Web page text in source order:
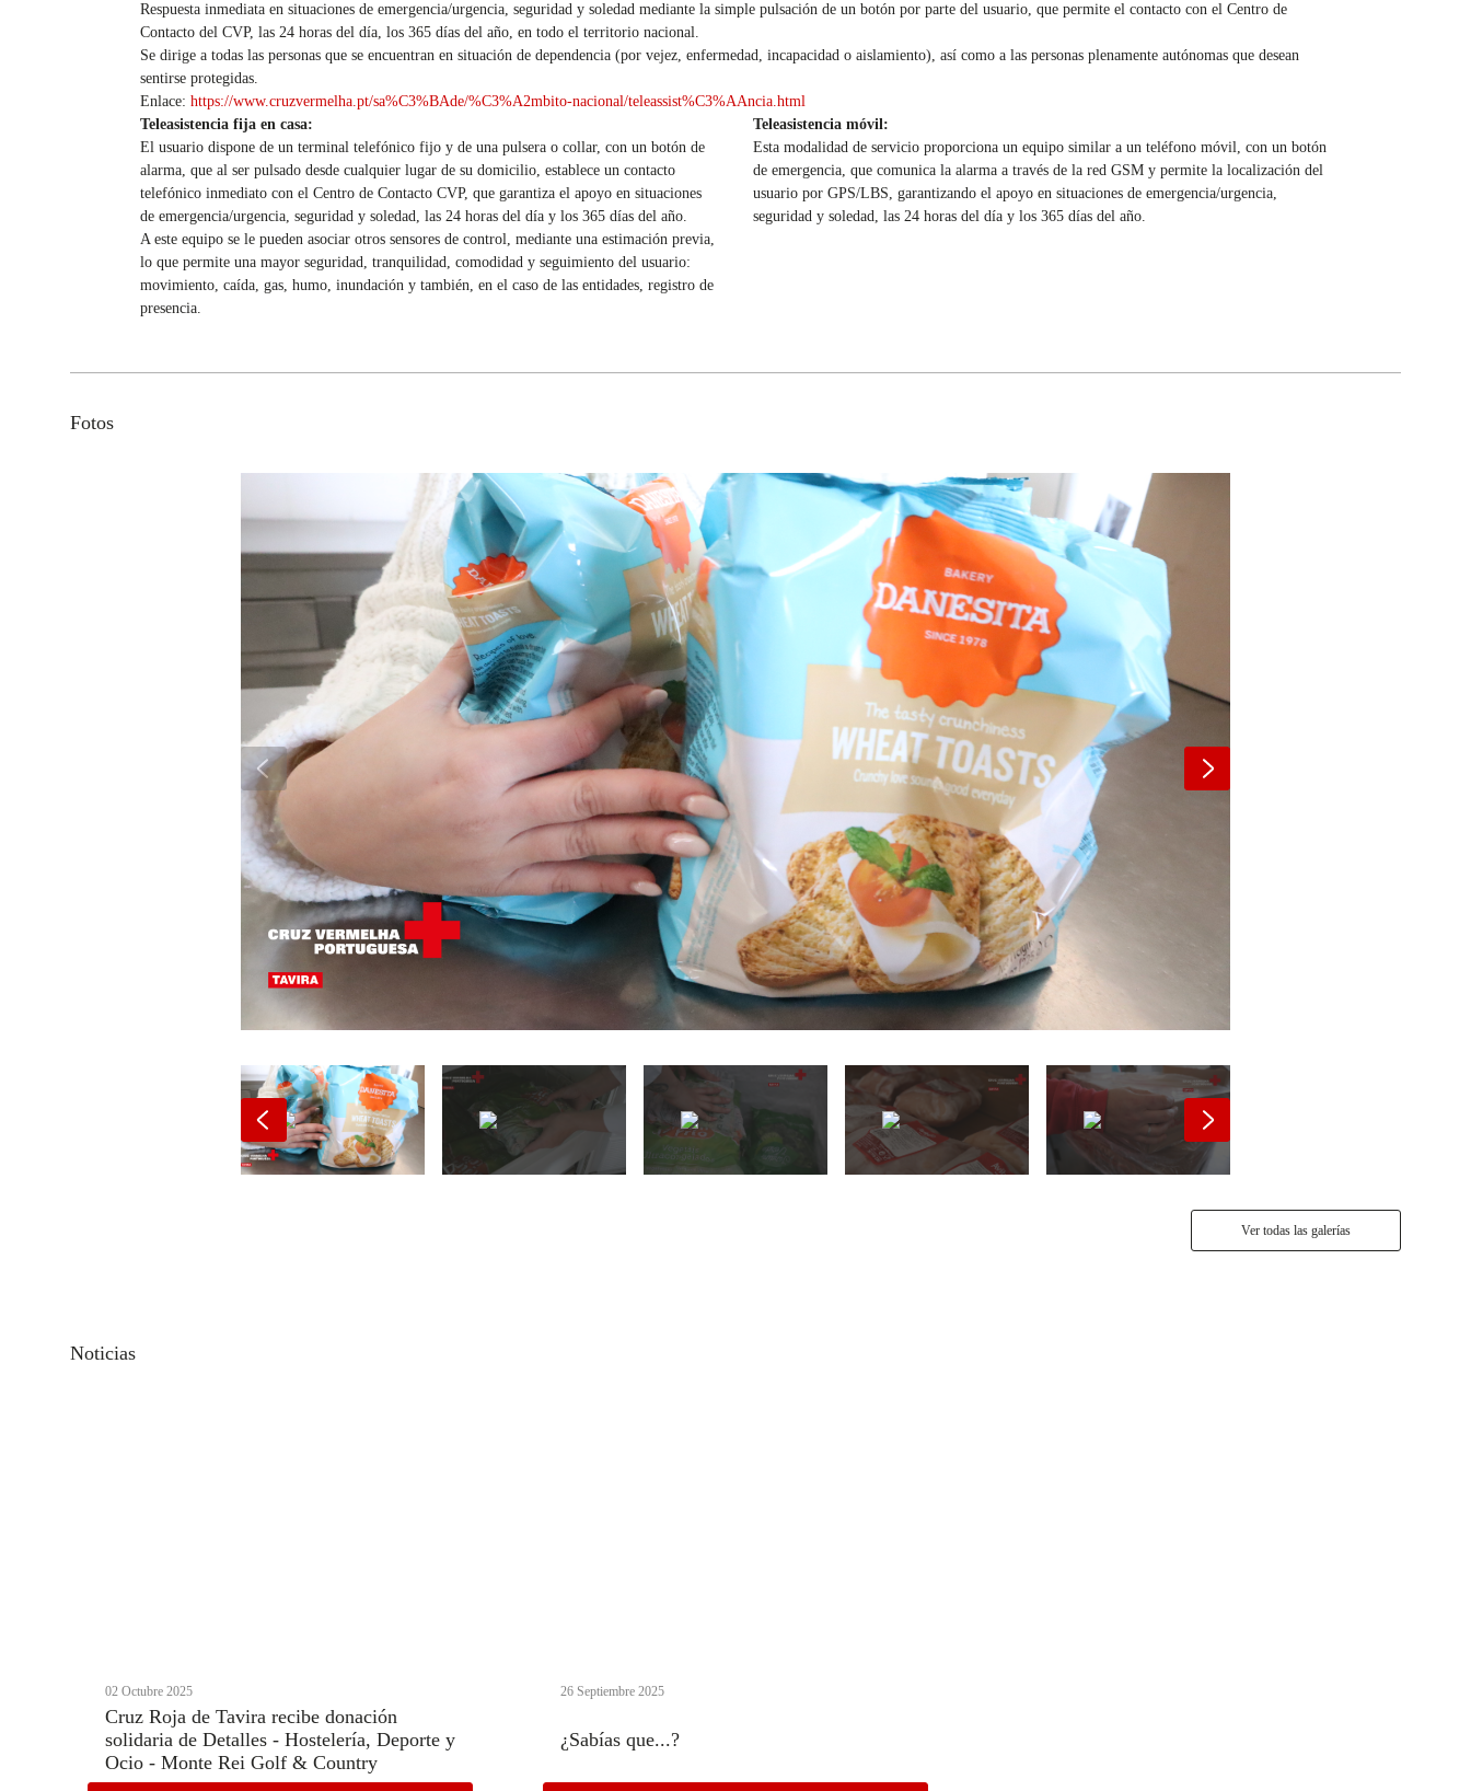
Respuesta inmediata en situaciones de emergencia/urgencia, seguridad y soledad mediante la simple pulsación de un botón por parte del usuario, que permite el contacto con el Centro de
Contacto del CVP, las 24 horas del día, los 365 días del año, en todo el territorio nacional.
Se dirige a todas las personas que se encuentran en situación de dependencia (por vejez, enfermedad, incapacidad o aislamiento), así como a las personas plenamente autónomas que desean
sentirse protegidas.
Enlace: https://www.cruzvermelha.pt/sa%C3%BAde/%C3%A2mbito-nacional/teleassist%C3%AAncia.html
Teleasistencia fija en casa:
El usuario dispone de un terminal telefónico fijo y de una pulsera o collar, con un botón de
alarma, que al ser pulsado desde cualquier lugar de su domicilio, establece un contacto
telefónico inmediato con el Centro de Contacto CVP, que garantiza el apoyo en situaciones
de emergencia/urgencia, seguridad y soledad, las 24 horas del día y los 365 días del año.
A este equipo se le pueden asociar otros sensores de control, mediante una estimación previa,
lo que permite una mayor seguridad, tranquilidad, comodidad y seguimiento del usuario:
movimiento, caída, gas, humo, inundación y también, en el caso de las entidades, registro de
presencia.
Teleasistencia móvil:
Esta modalidad de servicio proporciona un equipo similar a un teléfono móvil, con un botón
de emergencia, que comunica la alarma a través de la red GSM y permite la localización del
usuario por GPS/LBS, garantizando el apoyo en situaciones de emergencia/urgencia,
seguridad y soledad, las 24 horas del día y los 365 días del año.
Fotos
Ver todas las galerías
Noticias
02 Octubre 2025
Cruz Roja de Tavira recibe donación
solidaria de Detalles - Hostelería, Deporte y
Ocio - Monte Rei Golf & Country
26 Septiembre 2025
¿Sabías que...?